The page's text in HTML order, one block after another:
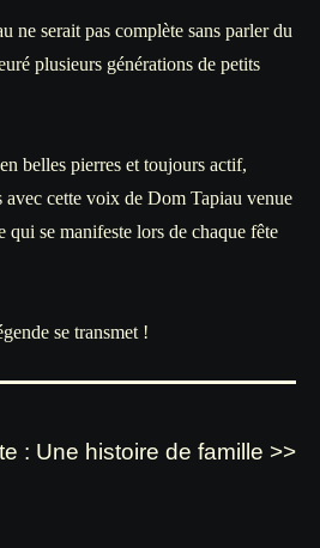
ne serait pas complète sans parler du
plusieurs générations de petits
belles pierres et toujours actif,
avec cette voix de Dom Tapiau venue
qui se manifeste lors de chaque fête
se transmet !
: Une histoire de famille >>